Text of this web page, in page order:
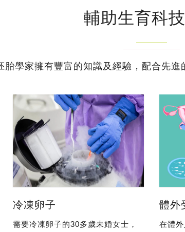
輔助生育科
胎學家擁有豐富的知識及經驗，配合先進
冷凍卵子
需要冷凍卵子的30多歲未婚女士，
體外
在體